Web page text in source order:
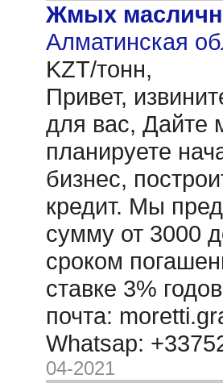
Жмых
Алматинская
KZT/тонн,
Привет,
для вас, Дайте
планируете
бизнес,
кредит. Мы
сумму от 3000
сроком
ставке 3%
почта:
Whatsap:
04-2021